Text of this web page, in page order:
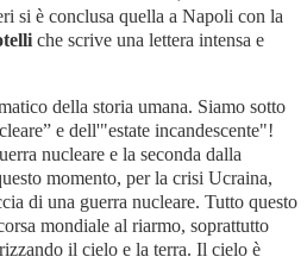
si è conclusa quella a Napoli con la
che scrive una lettera intensa e
della storia umana. Siamo sotto
e dell'"estate incandescente"!
nucleare e la seconda dalla
momento, per la crisi Ucraina,
di una guerra nucleare. Tutto questo
mondiale al riarmo, soprattutto
il cielo e la terra. Il cielo è